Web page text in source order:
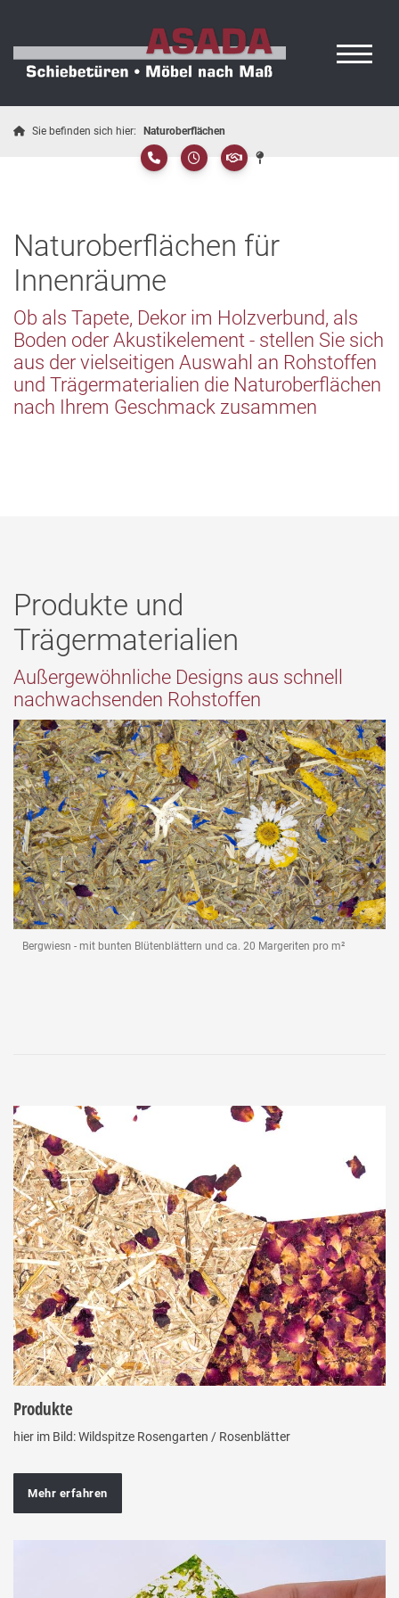
Sie befinden sich hier: Naturoberflächen
Naturoberflächen für
Innenräume
Ob als Tapete, Dekor im Holzverbund, als
Boden oder Akustikelement - stellen Sie sich
aus der vielseitigen Auswahl an Rohstoffen
und Trägermaterialien die Naturoberflächen
nach Ihrem Geschmack zusammen
Produkte und
Trägermaterialien
Außergewöhnliche Designs aus schnell
nachwachsenden Rohstoffen
Bergwiesn - mit bunten Blütenblättern und ca. 20 Margeriten pro m²
Produkte
hier im Bild: Wildspitze Rosengarten / Rosenblätter
Mehr erfahren